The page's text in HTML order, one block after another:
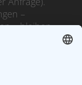
–
– bleiben